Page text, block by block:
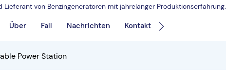
von Benzingeneratoren mit jahrelanger Produktionserfahrung.
Über Fall Nachrichten Kontakt
Power Station